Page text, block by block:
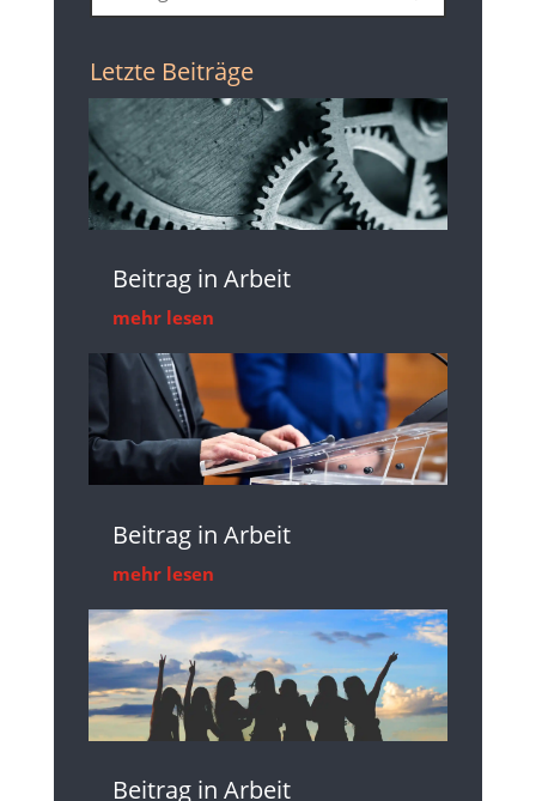
Letzte Beiträge
Beitrag in Arbeit
mehr lesen
Beitrag in Arbeit
mehr lesen
Beitrag in Arbeit